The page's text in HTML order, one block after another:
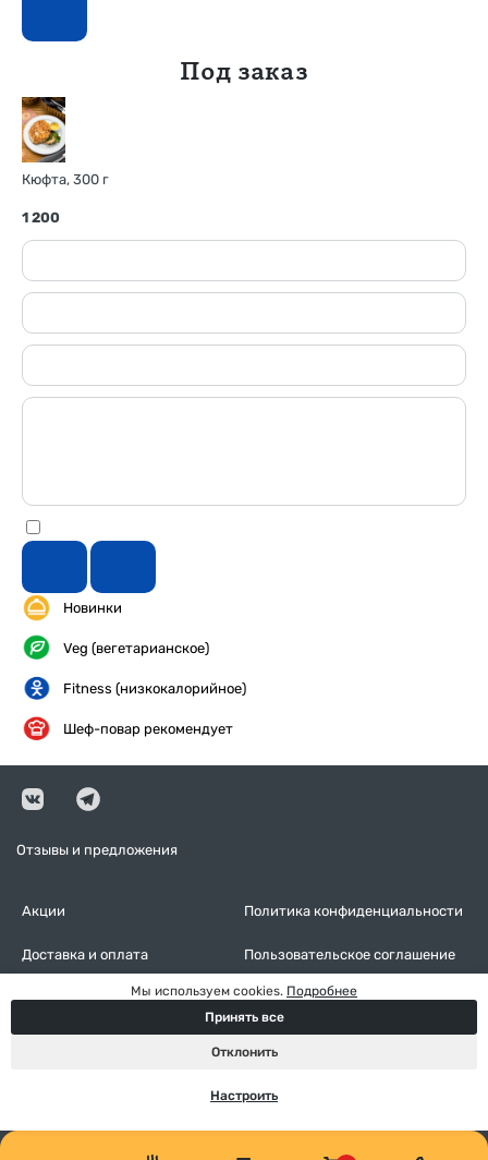
Под заказ
Кюфта, 300 г
1 200
Новинки
Veg (вегетарианское)
Fitness (низкокалорийное)
Шеф-повар рекомендует
Отзывы и предложения
Акции
Доставка и оплата
Контакты
Политика конфиденциальности
Пользовательское соглашение
Оставить отзыв
Мы используем cookies. Подробнее
Принять все
Отклонить
Настроить